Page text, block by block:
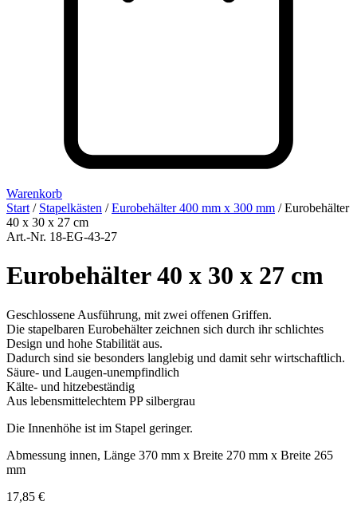
Warenkorb
Start / Stapelkästen /Eurobehälter 400 mm x 300 mm / Eurobehälter
40 x 30 x 27 cm
Art.-Nr. 18-EG-43-27
Eurobehälter 40 x 30 x 27 cm
Geschlossene Ausführung, mit zwei offenen Griffen.
Die stapelbaren Eurobehälter zeichnen sich durch ihr schlichtes
Design und hohe Stabilität aus.
Dadurch sind sie besonders langlebig und damit sehr wirtschaftlich.
Säure- und Laugen-unempfindlich
Kälte- und hitzebeständig
Aus lebensmittelechtem PP silbergrau
Die Innenhöhe ist im Stapel geringer.
Abmessung innen, Länge 370 mm x Breite 270 mm x Breite 265
mm
17,85 €